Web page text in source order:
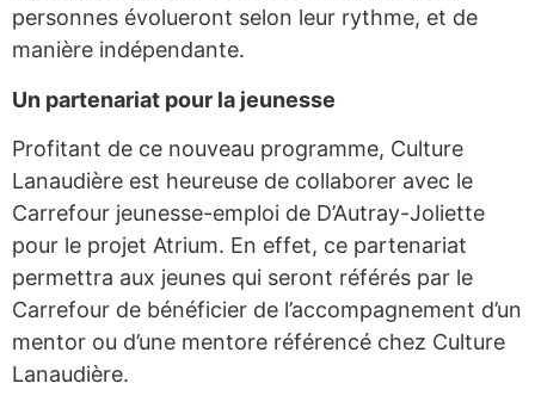
personnes évolueront selon leur rythme, et de
manière indépendante.
Un partenariat pour la jeunesse
Profitant de ce nouveau programme, Culture
Lanaudière est heureuse de collaborer avec le
Carrefour jeunesse-emploi de D’Autray-Joliette
pour le projet Atrium. En effet, ce partenariat
permettra aux jeunes qui seront référés par le
Carrefour de bénéficier de l’accompagnement d’un
mentor ou d’une mentore référencé chez Culture
Lanaudière.